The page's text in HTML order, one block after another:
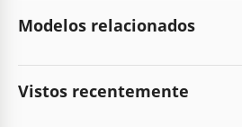
Modelos relacionados
Vistos recentemente